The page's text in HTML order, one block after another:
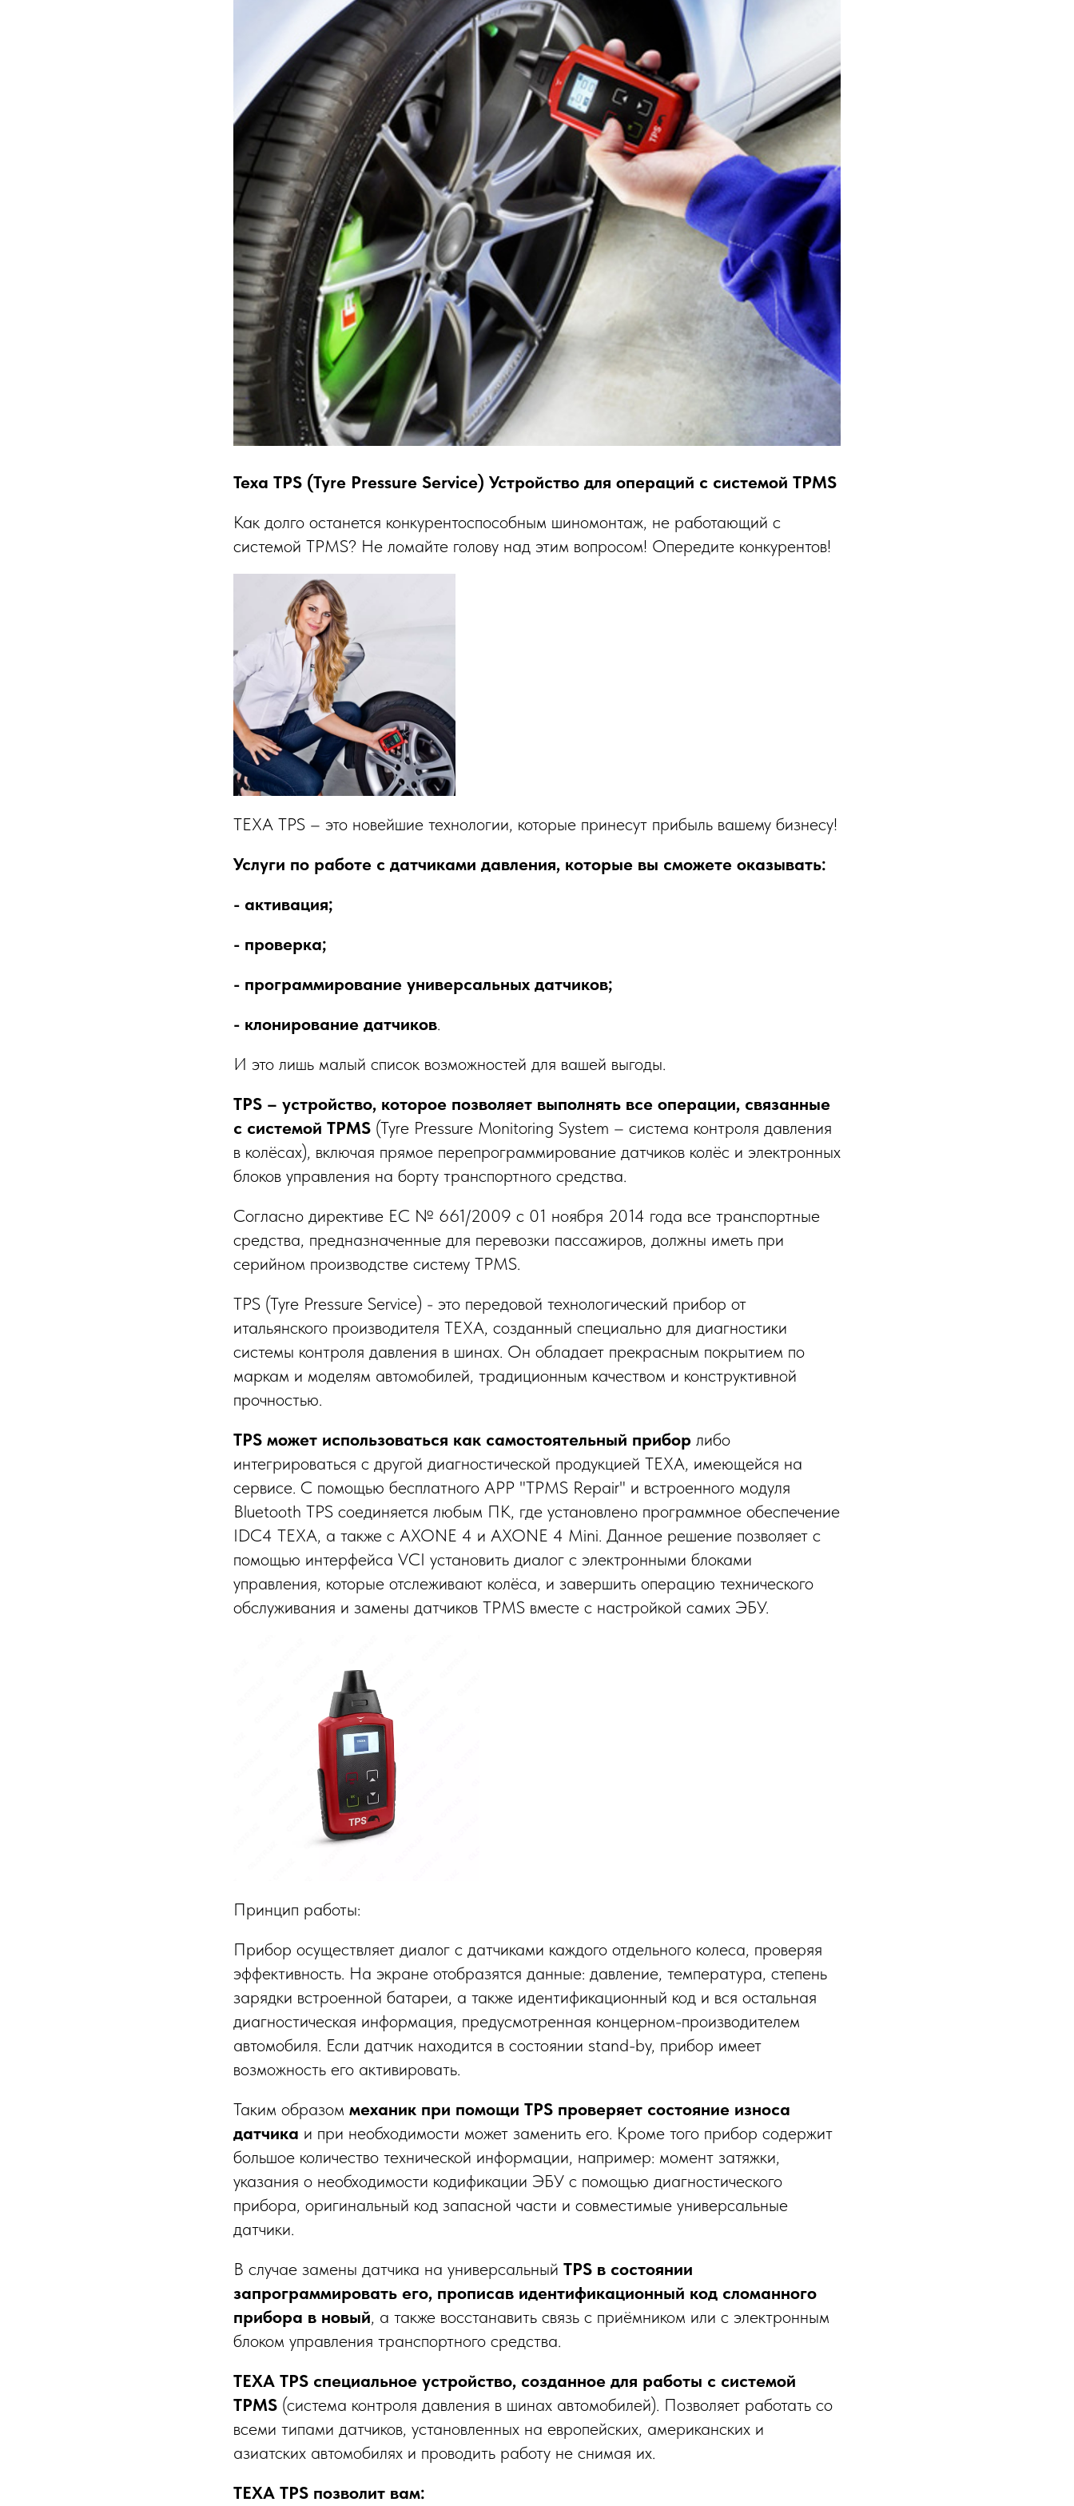
Texa TPS (Tyre Pressure Service) Устройство для операций с системой TPMS
Как долго останется конкурентоспособным шиномонтаж, не работающий с
системой TPMS? Не ломайте голову над этим вопросом! Опередите конкурентов!
TEXA TPS – это новейшие технологии, которые принесут прибыль вашему бизнесу!
Услуги по работе с датчиками давления, которые вы сможете оказывать:
- активация;
- проверка;
- программирование универсальных датчиков;
- клонирование датчиков.
И это лишь малый список возможностей для вашей выгоды.
TPS – устройство, которое позволяет выполнять все операции, связанные
с системой TPMS (Tyre Pressure Monitoring System – система контроля давления
в колёсах), включая прямое перепрограммирование датчиков колёс и электронных
блоков управления на борту транспортного средства.
Согласно директиве ЕС № 661/2009 с 01 ноября 2014 года все транспортные
средства, предназначенные для перевозки пассажиров, должны иметь при
серийном производстве систему TPMS.
TPS (Tyre Pressure Service) - это передовой технологический прибор от
итальянского производителя TEXA, созданный специально для диагностики
системы контроля давления в шинах. Он обладает прекрасным покрытием по
маркам и моделям автомобилей, традиционным качеством и конструктивной
прочностью.
TPS может использоваться как самостоятельный прибор либо
интегрироваться с другой диагностической продукцией TEXA, имеющейся на
сервисе. С помощью бесплатного APP "TPMS Repair" и встроенного модуля
Bluetooth TPS соединяется любым ПК, где установлено программное обеспечение
IDC4 TEXA, а также с AXONE 4 и AXONE 4 Mini. Данное решение позволяет с
помощью интерфейса VCI установить диалог с электронными блоками
управления, которые отслеживают колёса, и завершить операцию технического
обслуживания и замены датчиков TPMS вместе с настройкой самих ЭБУ.
Принцип работы:
Прибор осуществляет диалог с датчиками каждого отдельного колеса, проверяя
эффективность. На экране отобразятся данные: давление, температура, степень
зарядки встроенной батареи, а также идентификационный код и вся остальная
диагностическая информация, предусмотренная концерном-производителем
автомобиля. Если датчик находится в состоянии stand-by, прибор имеет
возможность его активировать.
Таким образом механик при помощи TPS проверяет состояние износа
датчика и при необходимости может заменить его. Кроме того прибор содержит
большое количество технической информации, например: момент затяжки,
указания о необходимости кодификации ЭБУ с помощью диагностического
прибора, оригинальный код запасной части и совместимые универсальные
датчики.
В случае замены датчика на универсальный TPS в состоянии
запрограммировать его, прописав идентификационный код сломанного
прибора в новый, а также восстанавить связь с приёмником или с электронным
блоком управления транспортного средства.
TEXA TPS специальное устройство, созданное для работы с системой
TPMS (система контроля давления в шинах автомобилей). Позволяет работать со
всеми типами датчиков, установленных на европейских, американских и
азиатских автомобилях и проводить работу не снимая их.
TEXA TPS позволит вам: